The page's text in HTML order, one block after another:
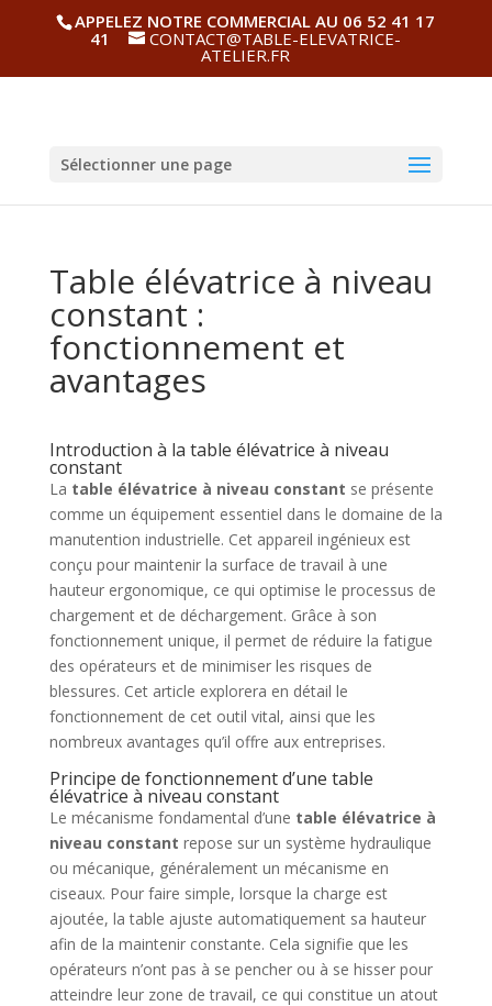
APPELEZ NOTRE COMMERCIAL AU 06 52 41 17
41
CONTACT@TABLE-ELEVATRICE-
ATELIER.FR
Sélectionner une page
Table élévatrice à niveau
constant :
fonctionnement et
avantages
Introduction à la table élévatrice à niveau
constant
La table élévatrice à niveau constant se présente
comme un équipement essentiel dans le domaine de la
manutention industrielle. Cet appareil ingénieux est
conçu pour maintenir la surface de travail à une
hauteur ergonomique, ce qui optimise le processus de
chargement et de déchargement. Grâce à son
fonctionnement unique, il permet de réduire la fatigue
des opérateurs et de minimiser les risques de
blessures. Cet article explorera en détail le
fonctionnement de cet outil vital, ainsi que les
nombreux avantages qu’il offre aux entreprises.
Principe de fonctionnement d’une table
élévatrice à niveau constant
Le mécanisme fondamental d’une table élévatrice à
niveau constant repose sur un système hydraulique
ou mécanique, généralement un mécanisme en
ciseaux. Pour faire simple, lorsque la charge est
ajoutée, la table ajuste automatiquement sa hauteur
afin de la maintenir constante. Cela signifie que les
opérateurs n’ont pas à se pencher ou à se hisser pour
atteindre leur zone de travail, ce qui constitue un atout